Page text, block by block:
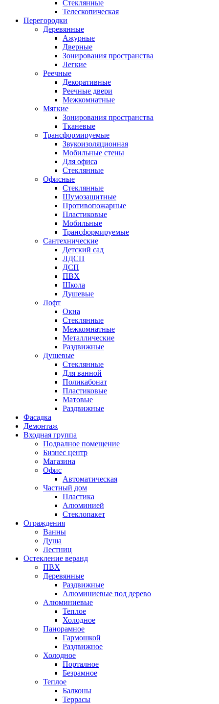
Стеклянные
Телескопическая
Перегородки
Деревянные
Ажурные
Дверные
Зонирования пространства
Легкие
Реечные
Декоративные
Реечные двери
Межкомнатные
Мягкие
Зонирования пространства
Тканевые
Трансформируемые
Звукоизоляционная
Мобильные стены
Для офиса
Стеклянные
Офисные
Стеклянные
Шумозащитные
Противопожарные
Пластиковые
Мобильные
Трансформируемые
Сантехнические
Детский сад
ЛДСП
ДСП
ПВХ
Школа
Душевые
Лофт
Окна
Стеклянные
Межкомнатные
Металлические
Раздвижные
Душевые
Стеклянные
Для ванной
Поликабонат
Пластиковые
Матовые
Раздвижные
Фасадка
Демонтаж
Входная группа
Подвалное помещение
Бизнес центр
Магазина
Офис
Автоматическая
Частный дом
Пластика
Алюминией
Стеклопакет
Ограждения
Ванны
Душа
Лестниц
Остекление веранд
ПВХ
Деревянные
Раздвижные
Алюминиевые под дерево
Алюминиевые
Теплое
Холодное
Панорамное
Гармошкой
Раздвижное
Холодное
Порталное
Безрамное
Теплое
Балконы
Террасы